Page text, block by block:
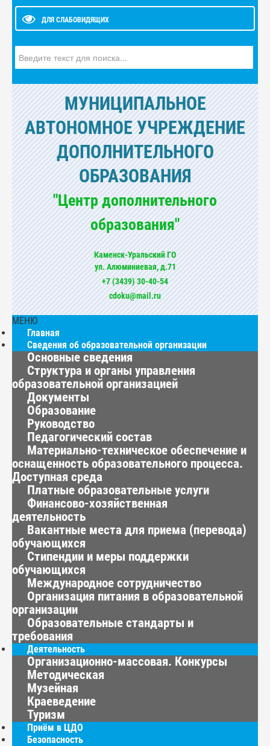
ДЛЯ СЛАБОВИДЯЩИХ
МУНИЦИПАЛЬНОЕ
АВТОНОМНОЕ УЧРЕЖДЕНИЕ
ДОПОЛНИТЕЛЬНОГО
ОБРАЗОВАНИЯ
"Центр дополнительного
образования"
Каменск-Уральский ГО
ул. Алюминиевая, д.71
+7 (3439) 30-40-54
cdoku@mail.ru
МЕНЮ
Главная
Сведения об образовательной организации
Основные сведения
Структура и органы управления
образовательной организацией
Документы
Образование
Руководство
Педагогический состав
Материально-техническое обеспечение и
оснащенность образовательного процесса.
Доступная среда
Платные образовательные услуги
Финансово-хозяйственная
деятельность
Вакантные места для приема (перевода)
обучающихся
Стипендии и меры поддержки
обучающихся
Международное сотрудничество
Организация питания в образовательной
организации
Образовательные стандарты и
требования
Деятельность
Организационно-массовая. Конкурсы
Методическая
Музейная
Краеведение
Туризм
Приём в ЦДО
Безопасность